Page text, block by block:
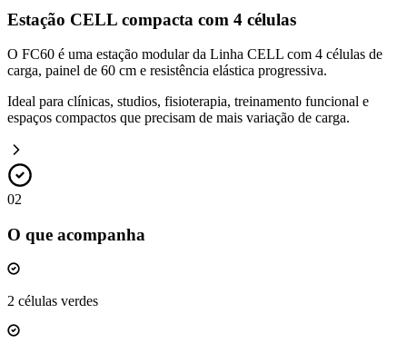
Estação CELL compacta com 4 células
O FC60 é uma estação modular da Linha CELL com 4 células de
carga, painel de 60 cm e resistência elástica progressiva.
Ideal para clínicas, studios, fisioterapia, treinamento funcional e
espaços compactos que precisam de mais variação de carga.
02
O que acompanha
2 células verdes